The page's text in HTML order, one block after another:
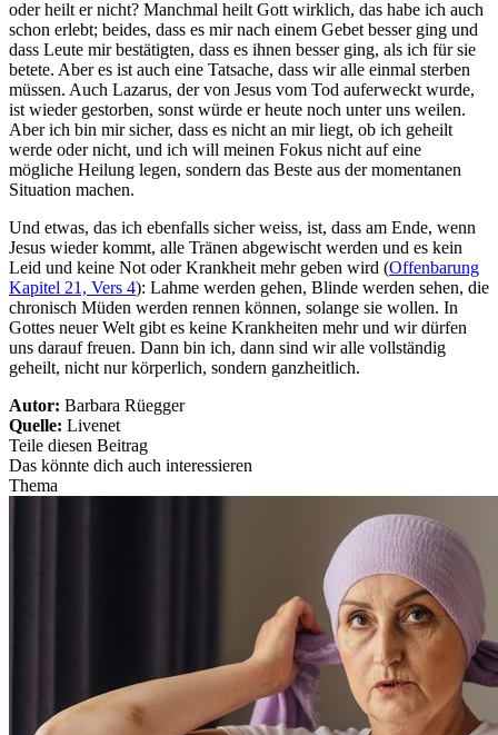
oder heilt er nicht? Manchmal heilt Gott wirklich, das habe ich auch
schon erlebt; beides, dass es mir nach einem Gebet besser ging und
dass Leute mir bestätigten, dass es ihnen besser ging, als ich für sie
betete. Aber es ist auch eine Tatsache, dass wir alle einmal sterben
müssen. Auch Lazarus, der von Jesus vom Tod auferweckt wurde,
ist wieder gestorben, sonst würde er heute noch unter uns weilen.
Aber ich bin mir sicher, dass es nicht an mir liegt, ob ich geheilt
werde oder nicht, und ich will meinen Fokus nicht auf eine
mögliche Heilung legen, sondern das Beste aus der momentanen
Situation machen.
Und etwas, das ich ebenfalls sicher weiss, ist, dass am Ende, wenn
Jesus wieder kommt, alle Tränen abgewischt werden und es kein
Leid und keine Not oder Krankheit mehr geben wird (Offenbarung
Kapitel 21, Vers 4): Lahme werden gehen, Blinde werden sehen, die
chronisch Müden werden rennen können, solange sie wollen. In
Gottes neuer Welt gibt es keine Krankheiten mehr und wir dürfen
uns darauf freuen. Dann bin ich, dann sind wir alle vollständig
geheilt, nicht nur körperlich, sondern ganzheitlich.
Autor: Barbara Rüegger
Quelle: Livenet
Teile diesen Beitrag
Das könnte dich auch interessieren
Thema